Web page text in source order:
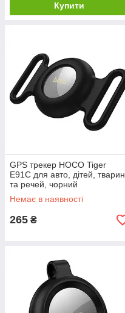
Купити
GPS трекер HOCO Tiger
E91C для авто, дітей, тварин
та речей, чорний
Немає в наявності
265 ₴